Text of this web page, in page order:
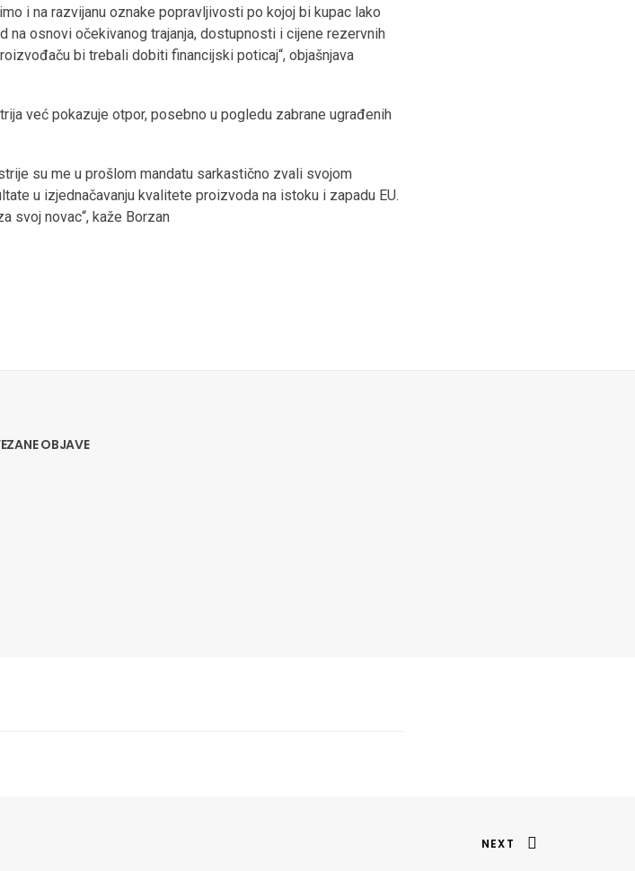
i na razvijanu oznake popravljivosti po kojoj bi kupac lako
osnovi očekivanog trajanja, dostupnosti i cijene rezervnih
bi trebali dobiti financijski poticaj“, objašnjava
već pokazuje otpor, posebno u pogledu zabrane ugrađenih
su me u prošlom mandatu sarkastično zvali svojom
u izjednačavanju kvalitete proizvoda na istoku i zapadu EU.
svoj novac“, kaže Borzan
OBJAVE
NEXT